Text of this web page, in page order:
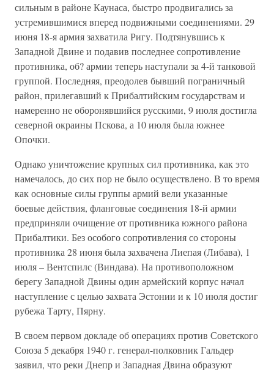
сильным в районе Каунаса, быстро продвигались за
устремившимися вперед подвижными соединениями. 29
июня 18-я армия захватила Ригу. Подтянувшись к
Западной Двине и подавив последнее сопротивление
противника, об? армии теперь наступали за 4-й танковой
группой. Последняя, преодолев бывший пограничный
район, прилегавший к Прибалтийским государствам и
намеренно не оборонявшийся русскими, 9 июля достигла
северной окраины Пскова, а 10 июля была южнее
Опочки.
Однако уничтожение крупных сил противника, как это
намечалось, до сих пор не было осуществлено. В то время
как основные силы группы армий вели указанные
боевые действия, фланговые соединения 18-й армии
предприняли очищение от противника южного района
Прибалтики. Без особого сопротивления со стороны
противника 28 июня была захвачена Лиепая (Либава), 1
июля – Вентспилс (Виндава). На противоположном
берегу Западной Двины один армейский корпус начал
наступление с целью захвата Эстонии и к 10 июля достиг
рубежа Тарту, Пярну.
В своем первом докладе об операциях против Советского
Союза 5 декабря 1940 г. генерал-полковник Гальдер
заявил, что реки Днепр и Западная Двина образуют